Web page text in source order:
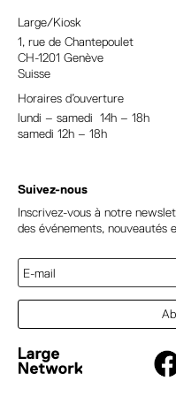
Large/Kiosk
1, rue de Chantepoulet
CH-1201 Genève
Suisse
Horaires d’ouverture
lundi – samedi 14h – 18h
samedi 12h – 18h
Suivez-nous
Inscrivez-vous à notre
des événements, nouveautés